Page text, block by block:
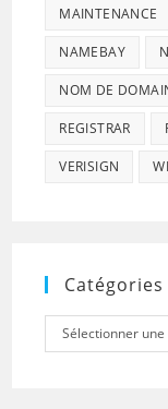
MAINTENANCE
NAMEBAY
NOM DE
REGISTRAR
VERISIGN
Catégories
Catégories
Sélectionner